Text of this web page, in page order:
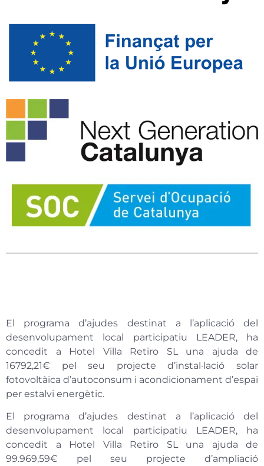
El programa d’ajudes destinat a l’aplicació del
desenvolupament local participatiu LEADER, ha
concedit a Hotel Villa Retiro SL una ajuda de
16792,21€ pel seu projecte d’instal·lació solar
fotovoltàica d’autoconsum i acondicionament d’espai
per estalvi energètic.
El programa d’ajudes destinat a l’aplicació del
desenvolupament local participatiu LEADER, ha
concedit a Hotel Villa Retiro SL una ajuda de
99.969,59€ pel seu projecte d’ampliació